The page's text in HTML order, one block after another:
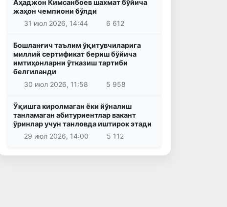
Аҳаджон Кимсанбоев шахмат бўйича
жаҳон чемпиони бўлди
31 июл 2026, 14:44
6 612
Бошланғич таълим ўқитувчиларига
миллий сертификат бериш бўйича
имтиҳонларни ўтказиш тартиби
белгиланди
30 июл 2026, 11:58
5 958
Ўқишга киролмаган ёки йўналиш
танламаган абитуриентлар вакант
ўринлар учун танловда иштирок этади
29 июл 2026, 14:00
5 112